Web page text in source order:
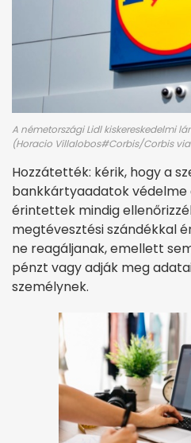
A németországi Lidl kiskereskedelmi
(Horacio Villalobos#Corbis/Corbis
Hozzátették: kérik, hogy a
bankkártyaadatok védelme
érintettek mindig
megtévesztési szándékkal
ne reagáljanak, emellett
pénzt vagy adják meg
személynek.